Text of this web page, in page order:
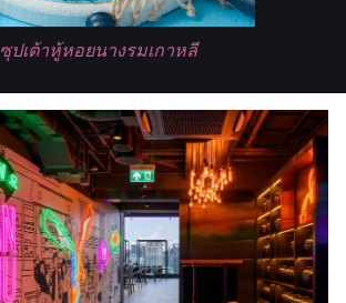
ซุปเต้าหู้หอยนางรมเกาหลี